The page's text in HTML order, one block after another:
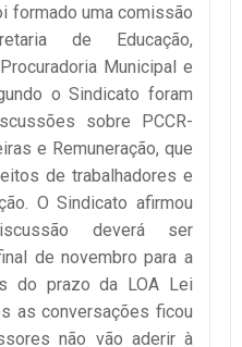
formado uma comissão
de Educação,
Municipal e
o Sindicato foram
sobre PCCR-
e Remuneração, que
de trabalhadores e
O Sindicato afirmou
deverá ser
de novembro para a
do prazo da LOA Lei
as conversações ficou
não vão aderir à